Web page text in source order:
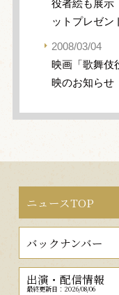
役者絵も展
ットプレゼン
2008/03/04
映画「歌舞伎
映のお知らせ
ニュースTOP
バックナンバー
出演・配信情報
最終更新日：2026/08/06